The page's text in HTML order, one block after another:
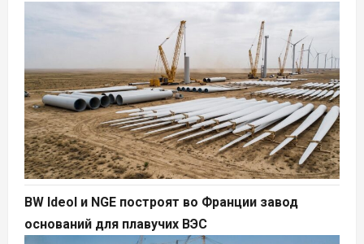
BW Ideol и NGE построят во Франции завод
оснований для плавучих ВЭС